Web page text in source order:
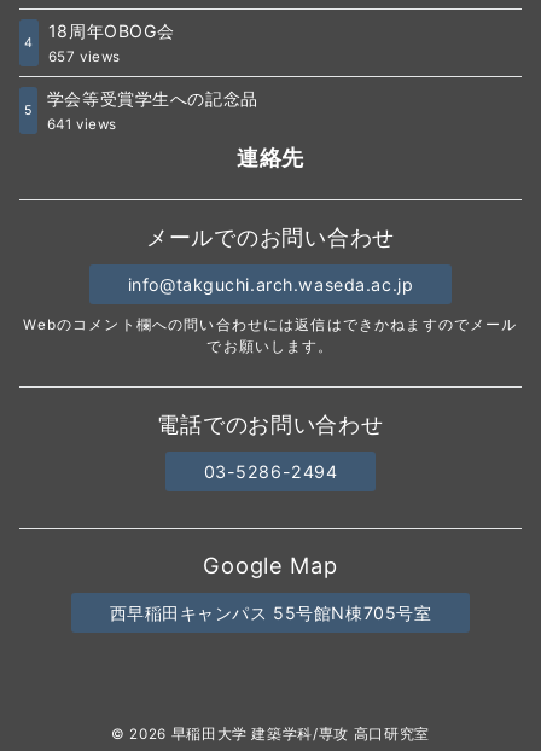
4
18周年OBOG会
657 views
5
学会等受賞学生への記念品
641 views
連絡先
メールでのお問い合わせ
info@takguchi.arch.waseda.ac.jp
Webのコメント欄への問い合わせには返信はできかねますのでメール
でお願いします。
電話でのお問い合わせ
03-5286-2494
Google Map
西早稲田キャンパス 55号館N棟705号室
© 2026 早稲田大学 建築学科/専攻 高口研究室